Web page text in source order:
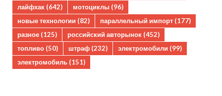
лайфхак (642) мотоциклы (96)
новые технологии (82) параллельный импорт (177)
разное (125) российский авторынок (452)
топливо (50) штраф (232) электромобили (99)
электромобиль (151)